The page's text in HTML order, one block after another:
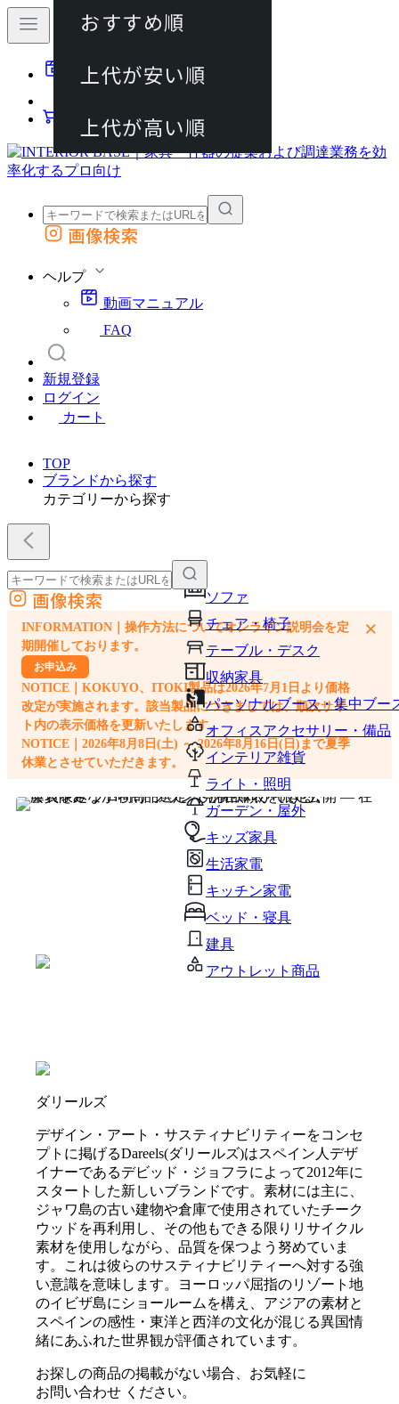
動画マニュアル
カート
外部サイトの商品をカートに追加
画像検索
ヘルプ
動画マニュアル
FAQ
新規登録
ログイン
カート
TOP
ブランドから探す
カテゴリーから探す
ソファ
チェア・椅子
テーブル・デスク
収納家具
パーソナルブース・集中ブー
オフィスアクセサリー・備品
インテリア雑貨
ライト・照明
ガーデン・屋外
キッズ家具
生活家電
キッチン家電
ベッド・寝具
建具
アウトレット商品
外部サイトの商品をカートに追加
他のサイトで見つけた商品ページのURLを貼り付けて、カートに追加できます
画像検索
INFORMATION｜操作方法についてオンライン説明会を定
期開催しております。
お申込み
NOTICE｜KOKUYO、ITOKI製品は2026年7月1日より価格
改定が実施されます。該当製品につきましては、順次サイ
ト内の表示価格を更新いたします。
NOTICE｜2026年8月8日(土) ～ 2026年8月16日(日)まで夏季
休業とさせていただきます。
×
ダリールズ
デザイン・アート・サスティナビリティーをコンセ
プトに掲げるDareels(ダリールズ)はスペイン人デザ
イナーであるデビッド・ジョフラによって2012年に
スタートした新しいブランドです。素材には主に、
ジャワ島の古い建物や倉庫で使用されていたチーク
ウッドを再利用し、その他もできる限りリサイクル
素材を使用しながら、品質を保つよう努めていま
す。これは彼らのサスティナビリティーへ対する強
い意識を意味します。ヨーロッパ屈指のリゾート地
のイビザ島にショールームを構え、アジアの素材と
スペインの感性・東洋と西洋の文化が混じる異国情
緒にあふれた世界観が評価されています。
お探しの商品の掲載がない場合、お気軽に
お問い合わせ ください。
おすすめ順
上代が安い順
上代が高い順